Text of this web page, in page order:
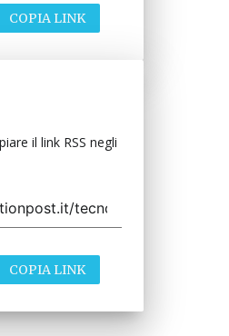
COPIA LINK
il link RSS negli
COPIA LINK